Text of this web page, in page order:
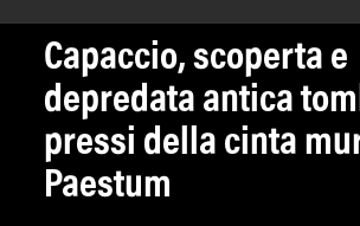
Capaccio, scoperta e
depredata antica
pressi della cinta
Paestum